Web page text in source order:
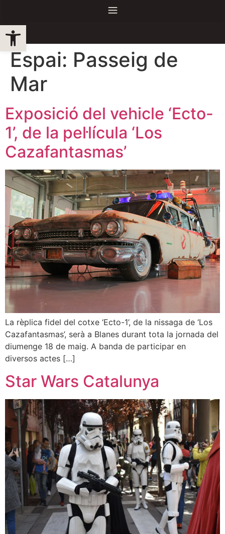
Obre la barra d'eines
Espai: Passeig de
Mar
Exposició del vehicle ‘Ecto-
1’, de la pel·lícula ‘Los
Cazafantasmas’
La rèplica fidel del cotxe ‘Ecto-1’, de la nissaga de ‘Los
Cazafantasmas’, serà a Blanes durant tota la jornada del
diumenge 18 de maig. A banda de participar en
diversos actes […]
Star Wars Catalunya